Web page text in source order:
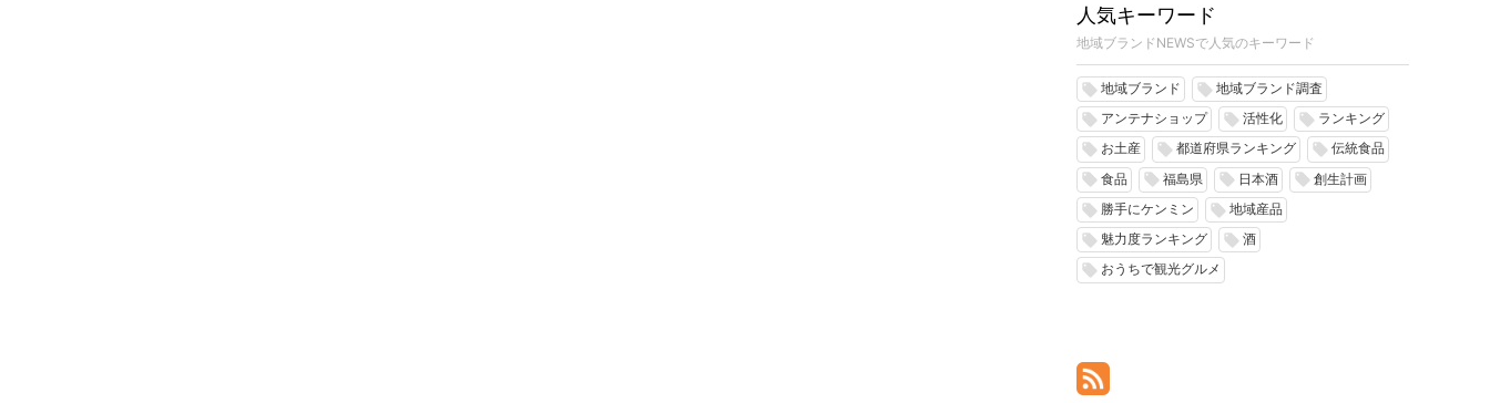
人気キーワード
地域ブランドNEWSで人気のキーワード
local_offer 地域ブランド local_offer 地域ブランド調査
local_offer アンテナショップ local_offer 活性化 local_offer ランキング
local_offer お土産 local_offer 都道府県ランキング local_offer 伝統食品
local_offer 食品 local_offer 福島県 local_offer 日本酒 local_offer 創生計画
local_offer 勝手にケンミン local_offer 地域産品
local_offer 魅力度ランキング local_offer 酒
local_offer おうちで観光グルメ